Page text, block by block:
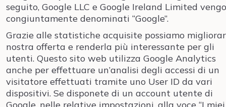
seguito, Google LLC e Google Ireland Limited
congiuntamente denominati “Google”.
Grazie alle statistiche acquisite possiamo
nostra offerta e renderla più interessante per gli
utenti. Questo sito web utilizza Google Analytics
anche per effettuare un’analisi degli accessi di un
visitatore effettuati tramite uno User ID da vari
dispositivi. Se disponete di un account utente di